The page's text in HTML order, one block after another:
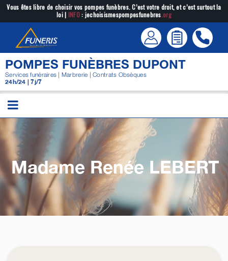
Passer
contenu
Vous êtes libre de choisir vos pompes funèbres. C’est votre droit, et c’est surtout la
loi | INFO: jechoisismespompesfunebres.org
POMPES FUNÈBRES DUPONT
Services funéraires | Marbrerie | Contrats Obsèques
24h/24 | 7j/7
Madame RenéeLEBERT